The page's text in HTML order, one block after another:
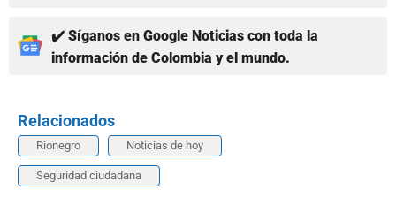
✔️ Síganos en Google Noticias con toda la
información de Colombia y el mundo.
Relacionados
Rionegro Noticias de hoy
Seguridad ciudadana